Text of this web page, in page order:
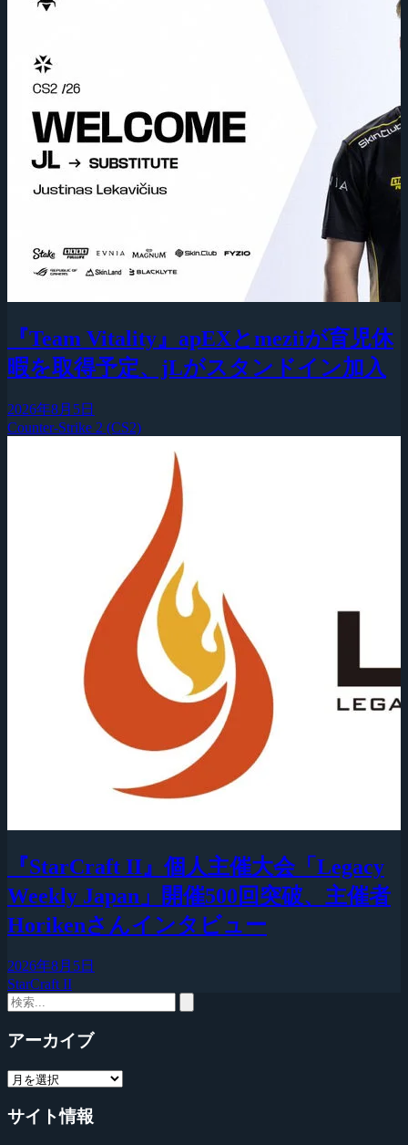
『Team Vitality』apEXとmeziiが育児休
暇を取得予定、jLがスタンドイン加入
2026年8月5日
Counter-Strike 2 (CS2)
『StarCraft II』個人主催大会「Legacy
Weekly Japan」開催500回突破、主催者
Horikenさんインタビュー
2026年8月5日
StarCraft II
アーカイブ
サイト情報